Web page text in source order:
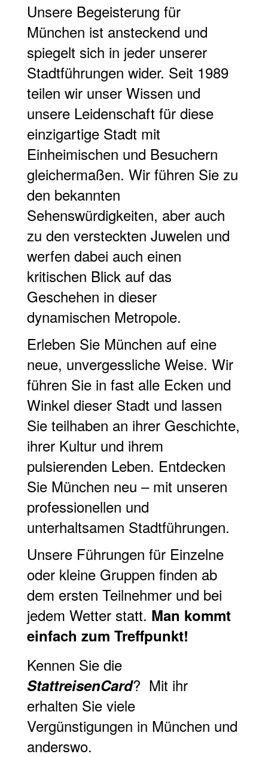
Unsere Begeisterung für
München ist ansteckend und
spiegelt sich in jeder unserer
Stadtführungen wider. Seit 1989
teilen wir unser Wissen und
unsere Leidenschaft für diese
einzigartige Stadt mit
Einheimischen und Besuchern
gleichermaßen. Wir führen Sie zu
den bekannten
Sehenswürdigkeiten, aber auch
zu den versteckten Juwelen und
werfen dabei auch einen
kritischen Blick auf das
Geschehen in dieser
dynamischen Metropole.
Erleben Sie München auf eine
neue, unvergessliche Weise. Wir
führen Sie in fast alle Ecken und
Winkel dieser Stadt und lassen
Sie teilhaben an ihrer Geschichte,
ihrer Kultur und ihrem
pulsierenden Leben. Entdecken
Sie München neu – mit unseren
professionellen und
unterhaltsamen Stadtführungen.
Unsere Führungen für Einzelne
oder kleine Gruppen finden ab
dem ersten Teilnehmer und bei
jedem Wetter statt. Man kommt
einfach zum Treffpunkt!
Kennen Sie die
StattreisenCard? Mit ihr
erhalten Sie viele
Vergünstigungen in München und
anderswo.